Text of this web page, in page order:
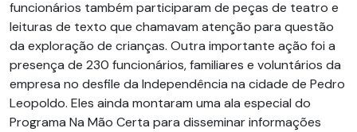
funcionários também participaram de peças de teatro e
leituras de texto que chamavam atenção para questão
da exploração de crianças. Outra importante ação foi a
presença de 230 funcionários, familiares e voluntários da
empresa no desfile da Independência na cidade de Pedro
Leopoldo. Eles ainda montaram uma ala especial do
Programa Na Mão Certa para disseminar informações